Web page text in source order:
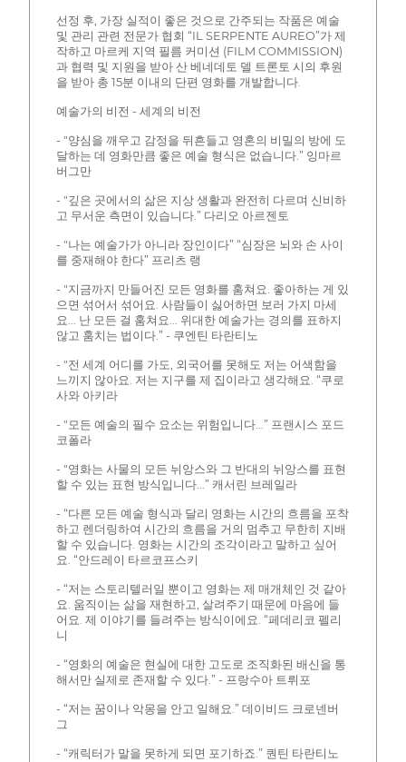
선정 후, 가장 실적이 좋은 것으로 간주되는 작품은 예술
및 관리 관련 전문가 협회 “IL SERPENTE AUREO”가 제
작하고 마르케 지역 필름 커미션 (FILM COMMISSION)
과 협력 및 지원을 받아 산 베네데토 델 트론토 시의 후원
을 받아 총 15분 이내의 단편 영화를 개발합니다.
예술가의 비전 - 세계의 비전
- "양심을 깨우고 감정을 뒤흔들고 영혼의 비밀의 방에 도
달하는 데 영화만큼 좋은 예술 형식은 없습니다.” 잉마르
버그만
- "깊은 곳에서의 삶은 지상 생활과 완전히 다르며 신비하
고 무서운 측면이 있습니다.” 다리오 아르젠토
- "나는 예술가가 아니라 장인이다” “심장은 뇌와 손 사이
를 중재해야 한다” 프리츠 랭
- "지금까지 만들어진 모든 영화를 훔쳐요. 좋아하는 게 있
으면 섞어서 섞어요. 사람들이 싫어하면 보러 가지 마세
요... 난 모든 걸 훔쳐요... 위대한 예술가는 경의를 표하지
않고 훔치는 법이다.” - 쿠엔틴 타란티노
- "전 세계 어디를 가도, 외국어를 못해도 저는 어색함을
느끼지 않아요. 저는 지구를 제 집이라고 생각해요. “쿠로
사와 아키라
- "모든 예술의 필수 요소는 위험입니다...” 프랜시스 포드
코폴라
- "영화는 사물의 모든 뉘앙스와 그 반대의 뉘앙스를 표현
할 수 있는 표현 방식입니다...” 캐서린 브레일라
- “다른 모든 예술 형식과 달리 영화는 시간의 흐름을 포착
하고 렌더링하여 시간의 흐름을 거의 멈추고 무한히 지배
할 수 있습니다. 영화는 시간의 조각이라고 말하고 싶어
요. “안드레이 타르코프스키
- “저는 스토리텔러일 뿐이고 영화는 제 매개체인 것 같아
요. 움직이는 삶을 재현하고, 살려주기 때문에 마음에 들
어요. 제 이야기를 들려주는 방식이에요. “페데리코 펠리
니
- “영화의 예술은 현실에 대한 고도로 조직화된 배신을 통
해서만 실제로 존재할 수 있다.” - 프랑수아 트뤼포
- “저는 꿈이나 악몽을 안고 일해요.” 데이비드 크로넨버
그
- “캐릭터가 말을 못하게 되면 포기하죠.” 퀀틴 타란티노